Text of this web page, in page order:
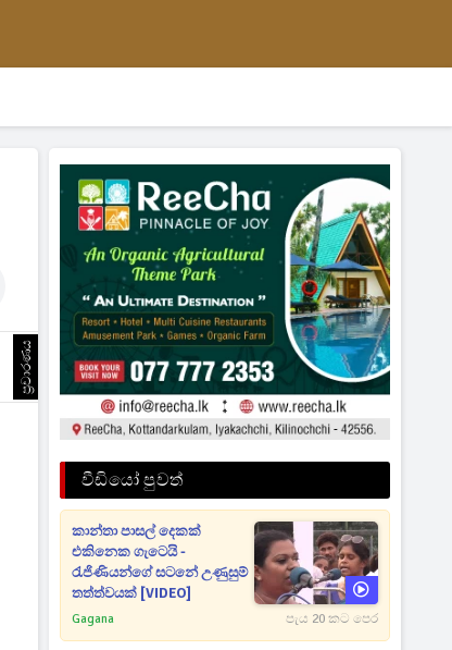
ප්‍රචාරණය
වීඩියෝ පුවත්
කාන්තා පාසල් දෙකක්
එකිනෙක ගැටෙයි -
රැජිණියන්ගේ සටනේ උණුසුම්
තත්ත්වයක් [VIDEO]
Gagana පැය 20 කට පෙර